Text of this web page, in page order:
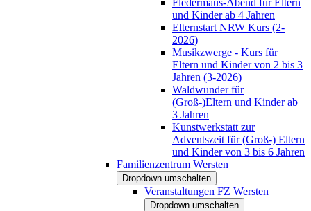
und Kinder ab 4 Jahren
Elternstart NRW Kurs (2-
2026)
Musikzwerge - Kurs für
Eltern und Kinder von 2 bis 3
Jahren (3-2026)
Waldwunder für
(Groß-)Eltern und Kinder ab
3 Jahren
Kunstwerkstatt zur
Adventszeit für (Groß-) Eltern
und Kinder von 3 bis 6 Jahren
Familienzentrum Wersten
Dropdown umschalten
Veranstaltungen FZ Wersten
Dropdown umschalten